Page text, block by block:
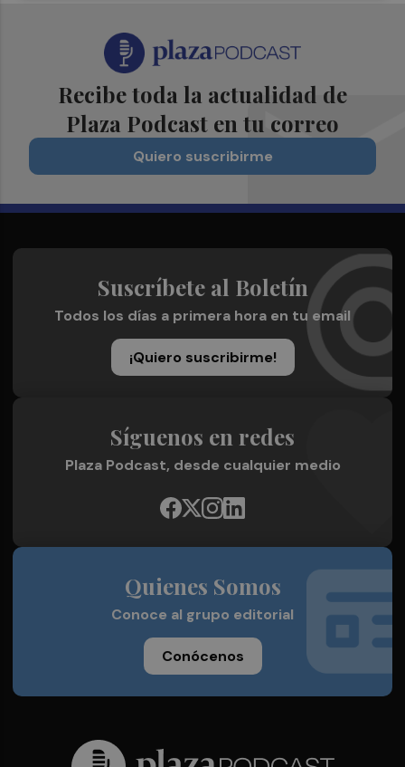
Recibe toda la actualidad de
Plaza Podcast en tu correo
Quiero suscribirme
Suscríbete al Boletín
Todos los días a primera hora en tu email
¡Quiero suscribirme!
Síguenos en redes
Plaza Podcast, desde cualquier medio
Quienes Somos
Conoce al grupo editorial
Conócenos